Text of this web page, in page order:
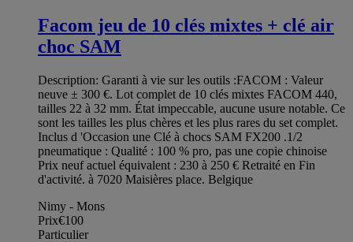
Facom jeu de 10 clés mixtes + clé air
choc SAM
Description: Garanti à vie sur les outils :FACOM : Valeur
neuve ± 300 €. Lot complet de 10 clés mixtes FACOM 440,
tailles 22 à 32 mm. État impeccable, aucune usure notable. Ce
sont les tailles les plus chères et les plus rares du set complet.
Inclus d 'Occasion une Clé à chocs SAM FX200 .1/2
pneumatique : Qualité : 100 % pro, pas une copie chinoise
Prix neuf actuel équivalent : 230 à 250 € Retraité en Fin
d'activité. à 7020 Maisières place. Belgique
Nimy - Mons
Prix€100
Particulier